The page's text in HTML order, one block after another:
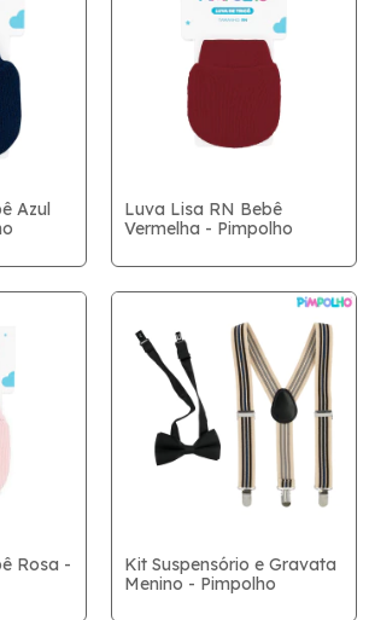
Azul
Luva Lisa RN Bebê
Vermelha - Pimpolho
Rosa -
Kit Suspensório e Gravata
Menino - Pimpolho